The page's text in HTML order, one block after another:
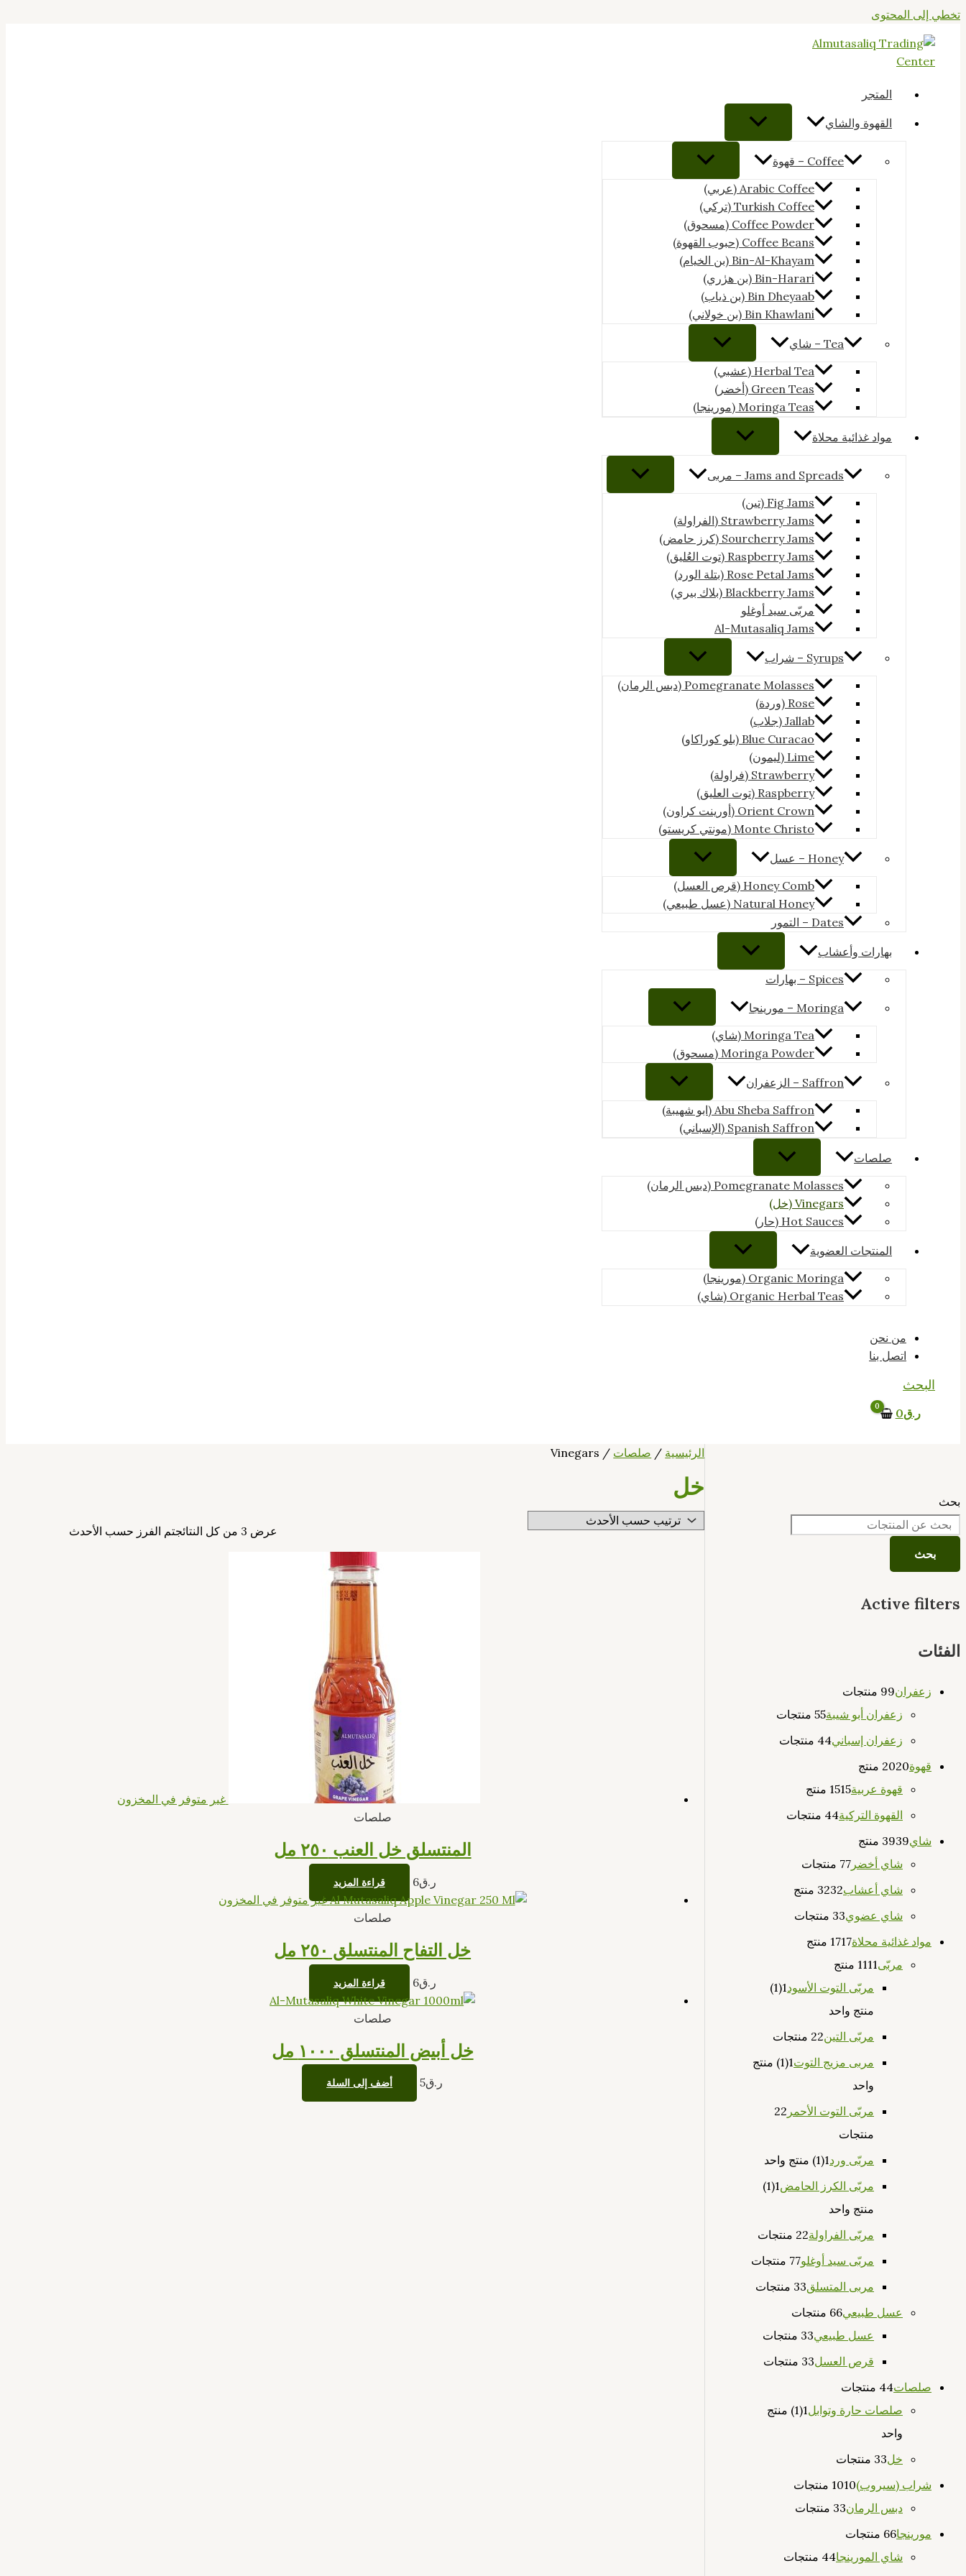
تخطي إلى المحتوى
المتجر
القهوة والشاي
Coffee – قهوة
Arabic Coffee (عربي)
Turkish Coffee (تركي)
Coffee Powder (مسحوق)
Coffee Beans (حبوب القهوة)
Bin-Al-Khayam (بن الخيام)
Bin-Harari (بن هرٰري)
Bin Dheyaab (بن ذياب)
Bin Khawlani (بن خولاني)
Tea – شاي
Herbal Tea (عشبي)
Green Teas (أخضر)
Moringa Teas (مورينجا)
مواد غذائية محلاة
Jams and Spreads – مربى
Fig Jams (تين)
Strawberry Jams (الفراولة)
Sourcherry Jams (كرز حامض)
Raspberry Jams (توت العُليق)
Rose Petal Jams (بتلة الورد)
Blackberry Jams (بلاك بيري)
مربّى سيد أوغلو
Al-Mutasaliq Jams
Syrups – شراب
Pomegranate Molasses (دبس الرمان)
Rose (وردة)
Jallab (جلاب)
Blue Curacao (بلو كوراكاو)
Lime (ليمون)
Strawberry (فراولة)
Raspberry (توت العليق)
Orient Crown (أورينت كراون)
Monte Christo (مونتي كريستو)
Honey – عسل
Honey Comb (قرص العسل)
Natural Honey (عسل طبيعي)
Dates – التمور
بهارات وأعشاب
Spices – بهارات
Moringa – مورينجا
Moringa Tea (شاي)
Moringa Powder (مسحوق)
Saffron – الزعفران
Abu Sheba Saffron (ابو شهيبة)
Spanish Saffron (الإسباني)
صلصات
Pomegranate Molasses (دبس الرمان)
Vinegars (خل)
Hot Sauces (حار)
المنتجات العضوية
Organic Moringa (مورينجا)
Organic Herbal Teas (شاي)
من نحن
اتصل بنا
البحث
ر.ق0
بحث
بحث
Active filters
الفئات
زعفران 99 منتجات
زعفران أبو شيبة 55 منتجات
زعفران إسباني 44 منتجات
قهوة
2020 منتج
قهوة عربية
1515 منتج
القهوة التركية 44 منتجات
شاي
3939 منتج
شاي أخضر
77 منتجات
شاي أعشاب
3232 منتج
شاي عضوي 33 منتجات
مواد غذائية محلاة
1717 منتج
مربّى
1111 منتج
مربّى التوت الأسود1
(1)
منتج واحد
مربّى التين 22 منتجات
مربى مزيج التوت1
(1) منتج
واحد
مربّى التوت الأحمر
22
منتجات
مربّى ورد1(1) منتج واحد
مربّى الكرز الحامض1
(1)
منتج واحد
مربّى الفراولة 22 منتجات
مربّى سيد أوغلو 77 منتجات
مربى المتسلق 33 منتجات
عسل طبيعي 66 منتجات
عسل طبيعي 33 منتجات
قرص العسل 33 منتجات
صلصات 44 منتجات
صلصات حارة وتوابل1
(1) منتج
واحد
خل 33 منتجات
شراب (سيروب)
1010 منتجات
دبس الرمان 33 منتجات
مورينجا 66 منتجات
شاي المورينجا 44 منتجات
الرئيسية / صلصات / Vinegars
خل
عرض ⁦3⁩ من كل النتائج تم الفرز حسب الأحدث
غير متوفر في المخزون
صلصات
المنتسلق خل العنب ٢٥٠ مل
ر.ق6 قراءة المزيد
غير متوفر في المخزون
صلصات
خل التفاح المنتسلق ٢٥٠ مل
ر.ق6 قراءة المزيد
صلصات
خل أبيض المنتسلق ١٠٠٠ مل
ر.ق5 أضف إلى السلة